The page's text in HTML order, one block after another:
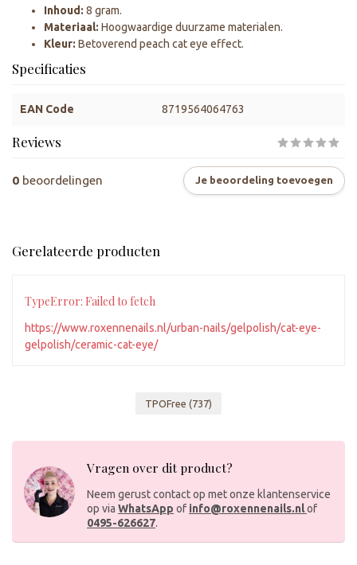
Inhoud: 8 gram.
Materiaal: Hoogwaardige duurzame materialen.
Kleur: Betoverend peach cat eye effect.
Specificaties
EAN Code 8719564064763
Reviews
0 beoordelingen Je beoordeling toevoegen
Gerelateerde producten
TypeError: Failed to fetch
https://www.roxennenails.nl/urban-nails/gelpolish/cat-eye-
gelpolish/ceramic-cat-eye/
TPOFree (737)
Vragen over dit product?
Neem gerust contact op met onze klantenservice
op via WhatsApp of info@roxennenails.nlof
0495-626627.